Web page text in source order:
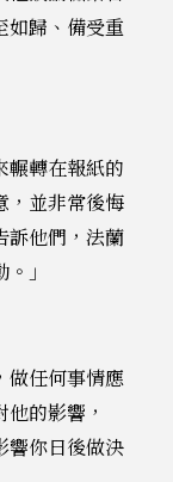
如歸、備受重
輾轉在報紙的
，並非常後悔
訴他們，法蘭
」
做任何事情應
的影響，
響你日後做決